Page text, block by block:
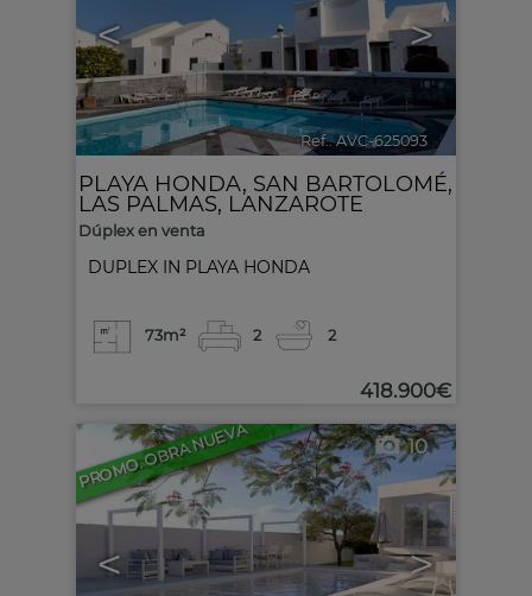
< >
Ref.. AVC-625093 🔗
DUPLEX IN PLAYA HONDA
PLAYA HONDA, SAN BARTOLOMÉ,
LAS PALMAS, LANZAROTE
Dúplex en venta
73m² 2 2
418.900€
PROMO. OBRA NUEVA
< >
10